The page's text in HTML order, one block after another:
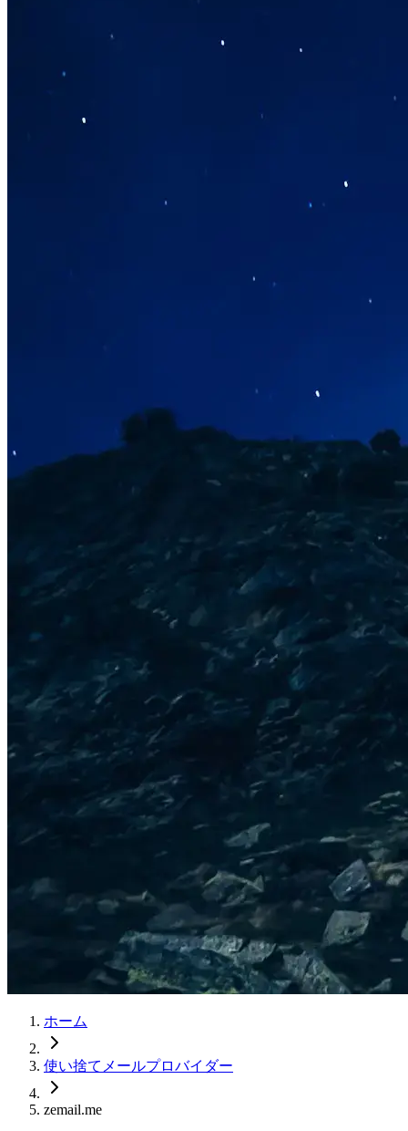
ホーム
使い捨てメールプロバイダー
zemail.me